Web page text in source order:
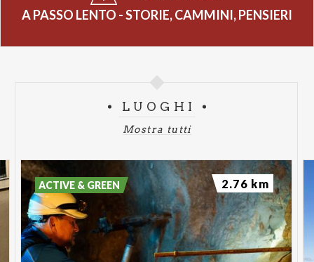
A PASSO LENTO - STORIE, CAMMINI, PENSIERI
LUOGHI
Mostra tutti
ACTIVE & GREEN 2.76 km